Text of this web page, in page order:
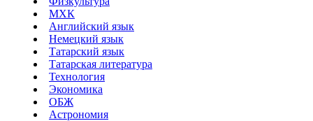
МХК
Английский язык
Немецкий язык
Татарский язык
Татарская литература
Технология
Экономика
ОБЖ
Астрономия